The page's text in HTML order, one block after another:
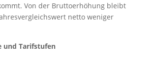
Von der Bruttoerhöhung bleibt
netto weniger
und Tarifstufen